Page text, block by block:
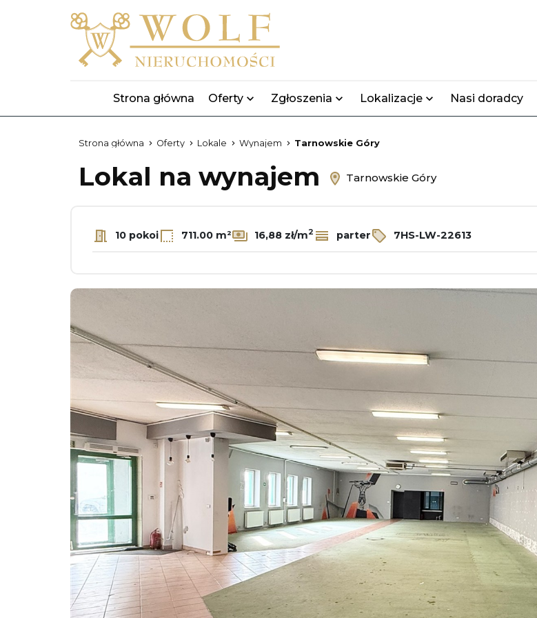
Strona główna Oferty Zgłoszenia Lokalizacje Nasi doradcy
Strona główna Oferty Lokale Wynajem Tarnowskie Góry
Lokal na wynajem Tarnowskie Góry
10 pokoi 711.00 m² 16,88 zł/m2 parter 7HS-LW-22613